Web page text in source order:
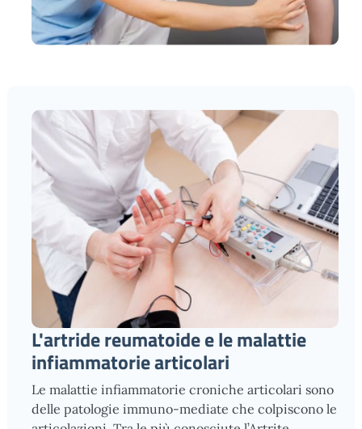
L'artride reumatoide e le malattie
infiammatorie articolari
Le malattie infiammatorie croniche articolari sono
delle patologie immuno-mediate che colpiscono le